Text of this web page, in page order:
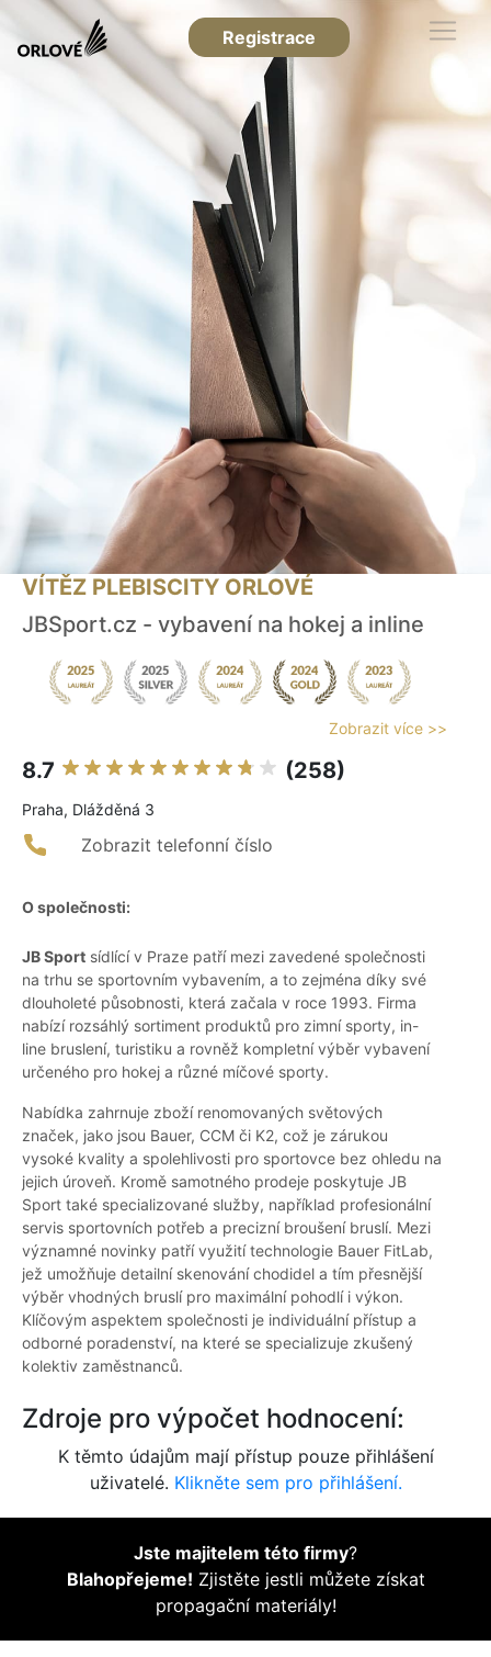
Registrace
VÍTĚZ PLEBISCITY ORLOVÉ
JBSport.cz - vybavení na hokej a inline
Zobrazit více >>
8.7 (258)
Praha, Dlážděná 3
Zobrazit telefonní číslo
O společnosti:
JB Sport sídlící v Praze patří mezi zavedené společnosti
na trhu se sportovním vybavením, a to zejména díky své
dlouholeté působnosti, která začala v roce 1993. Firma
nabízí rozsáhlý sortiment produktů pro zimní sporty, in-
line bruslení, turistiku a rovněž kompletní výběr vybavení
určeného pro hokej a různé míčové sporty.
Nabídka zahrnuje zboží renomovaných světových
značek, jako jsou Bauer, CCM či K2, což je zárukou
vysoké kvality a spolehlivosti pro sportovce bez ohledu na
jejich úroveň. Kromě samotného prodeje poskytuje JB
Sport také specializované služby, například profesionální
servis sportovních potřeb a precizní broušení bruslí. Mezi
významné novinky patří využití technologie Bauer FitLab,
jež umožňuje detailní skenování chodidel a tím přesnější
výběr vhodných bruslí pro maximální pohodlí i výkon.
Klíčovým aspektem společnosti je individuální přístup a
odborné poradenství, na které se specializuje zkušený
kolektiv zaměstnanců.
Zdroje pro výpočet hodnocení:
K těmto údajům mají přístup pouze přihlášení
uživatelé. Klikněte sem pro přihlášení.
Jste majitelem této firmy?
Blahopřejeme! Zjistěte jestli můžete získat
propagační materiály!